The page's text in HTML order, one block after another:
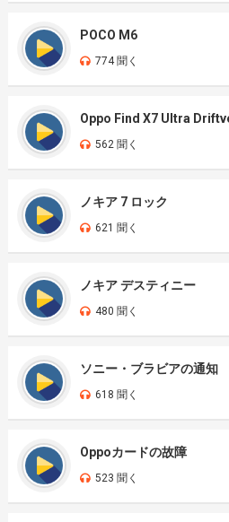
POCO M6
774 聞く
Oppo Find X7 Ultra
562 聞く
ノキア 7 ロック
621 聞く
ノキア デスティニー
480 聞く
ソニー・ブラビアの通知
618 聞く
Oppoカードの故障
523 聞く